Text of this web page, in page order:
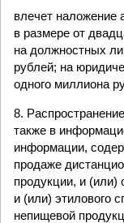
влечет наложение
в размере от
на должностных
рублей; на
одного миллиона
8.
также в
информации,
продаже
продукции, и (или)
и (или) этилового
непищевой